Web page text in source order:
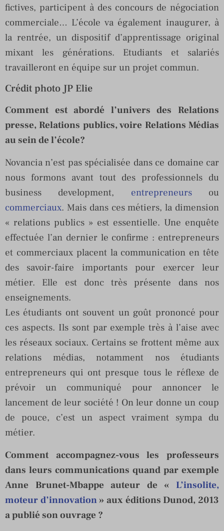
fictives, participent à des concours de négociation
commerciale… L’école va également inaugurer, à
la rentrée, un dispositif d’apprentissage original
mixant les générations. Etudiants et salariés
travailleront en équipe sur un projet commun.
Crédit photo JP Elie
Comment est abordé l’univers des Relations
presse, Relations publics, voire Relations Médias
au sein de l’école?
Novancia n’est pas spécialisée dans ce domaine car
nous formons avant tout des professionnels du
business development, entrepreneursou
commerciaux. Mais dans ces métiers, la dimension
« relations publics » est essentielle. Une enquête
effectuée l’an dernier le confirme : entrepreneurs
et commerciaux placent la communication en tête
des savoir-faire importants pour exercer leur
métier. Elle est donc très présente dans nos
enseignements.
Les étudiants ont souvent un goût prononcé pour
ces aspects. Ils sont par exemple très à l’aise avec
les réseaux sociaux. Certains se frottent même aux
relations médias, notamment nos étudiants
entrepreneurs qui ont presque tous le réflexe de
prévoir un communiqué pour annoncer le
lancement de leur société ! On leur donne un coup
de pouce, c’est un aspect vraiment sympa du
métier.
Comment accompagnez-vous les professeurs
dans leurs communications quand par exemple
Anne Brunet-Mbappe auteur de « L’insolite,
moteur d’innovation» aux éditions Dunod, 2013
a publié son ouvrage ?